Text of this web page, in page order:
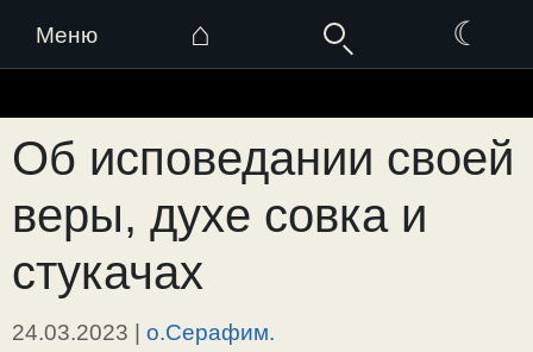
Меню ⌂ ☾
к
содержимому
Об исповедании своей
веры, духе совка и
стукачах
24.03.2023 | о.Серафим.